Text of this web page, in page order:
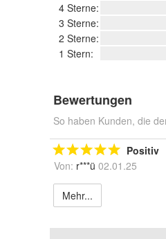
4 Sterne:
3 Sterne:
2 Sterne:
1 Stern:
Bewertungen
So haben Kunden, die
Positiv
Von: r***ü 02.01.25
Mehr...